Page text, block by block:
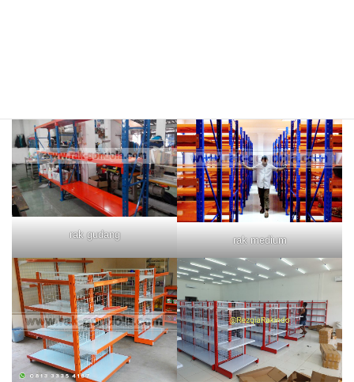
rak gudang rak medium